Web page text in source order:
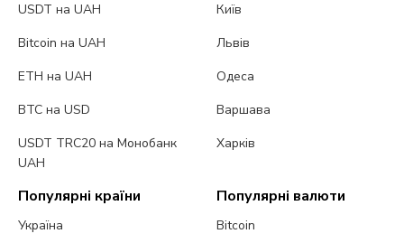
USDT на UAH
Bitcoin на UAH
ETH на UAH
BTC на USD
USDT TRC20 на Монобанк
UAH
Київ
Львів
Одеса
Варшава
Харків
Популярні країни
Україна
Популярні валюти
Bitcoin